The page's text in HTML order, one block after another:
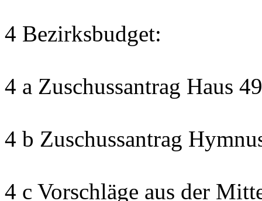
4 Bezirksbudget:
4 a Zuschussantrag Haus 49
4 b Zuschussantrag
4 c Vorschläge aus der